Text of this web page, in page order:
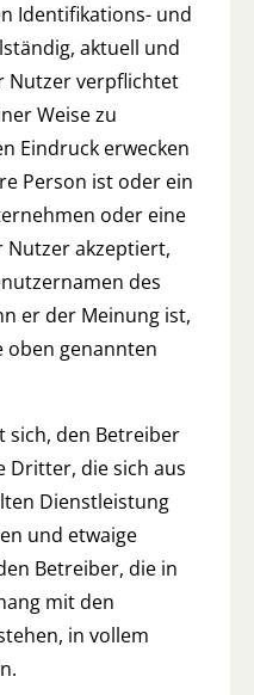
Identifikations- und
aktuell und
Nutzer verpflichtet
Weise zu
Eindruck erwecken
Person ist oder ein
oder eine
akzeptiert,
des
er der Meinung ist,
oben genannten
sich, den Betreiber
Dritter, die sich aus
Dienstleistung
und etwaige
Betreiber, die in
mit den
in vollem